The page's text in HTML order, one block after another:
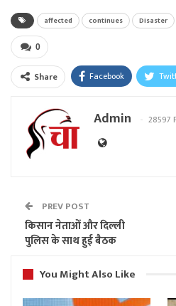
affected continues Disaster
0
Share Facebook
Admin 28597
PREV POST
किसान नेताओं और दिल्ली
पुलिस के साथ हुई बैठक
You Might Also Like